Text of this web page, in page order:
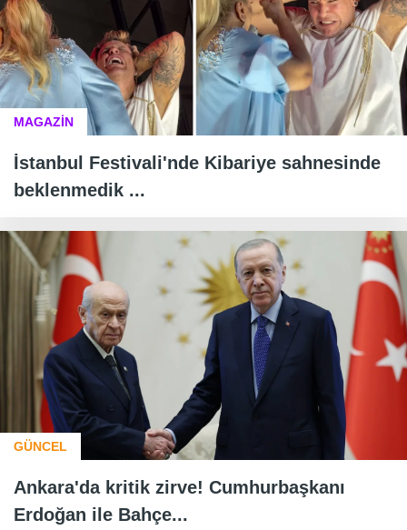
MAGAZİN
İstanbul Festivali'nde Kibariye sahnesinde
beklenmedik ...
GÜNCEL
Ankara'da kritik zirve! Cumhurbaşkanı
Erdoğan ile Bahçe...